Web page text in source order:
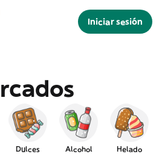
Iniciar sesión
Dulces Alcohol Helado